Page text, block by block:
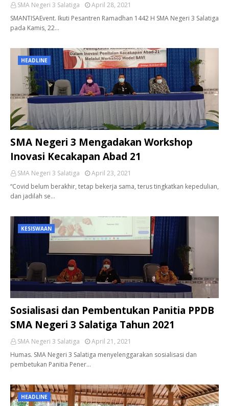
SMA Negeri 3 Salatiga
April 28, 2021
SMANTISAEvent. Ikuti Pesantren Ramadhan 1442 H SMA Negeri 3 Salatiga
pada Kamis, 22…
HEADLINE
SMA Negeri 3 Mengadakan Workshop
Inovasi Kecakapan Abad 21
SMA Negeri 3 Salatiga
April 23, 2021
“Covid belum berakhir, tetap bekerja sama, terus tingkatkan kepedulian,
dan jadilah se…
KESISWAAN
Sosialisasi dan Pembentukan Panitia PPDB
SMA Negeri 3 Salatiga Tahun 2021
SMA Negeri 3 Salatiga
April 21, 2021
Humas. SMA Negeri 3 Salatiga menyelenggarakan sosialisasi dan
pembetukan Panitia Pener…
HEADLINE